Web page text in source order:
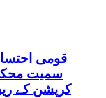
قومی
سمیت
کرپشن کے